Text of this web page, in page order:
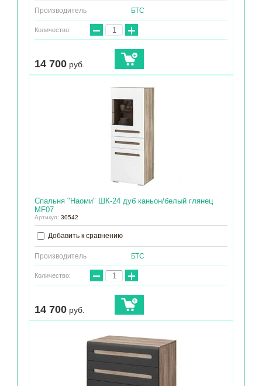
Производитель БТС
Количество: − +
14 700 руб.
Спальня "Наоми" ШК-24 дуб каньон/белый глянец
МF07
Артикул: 30542
Добавить к сравнению
Производитель БТС
Количество: − +
14 700 руб.